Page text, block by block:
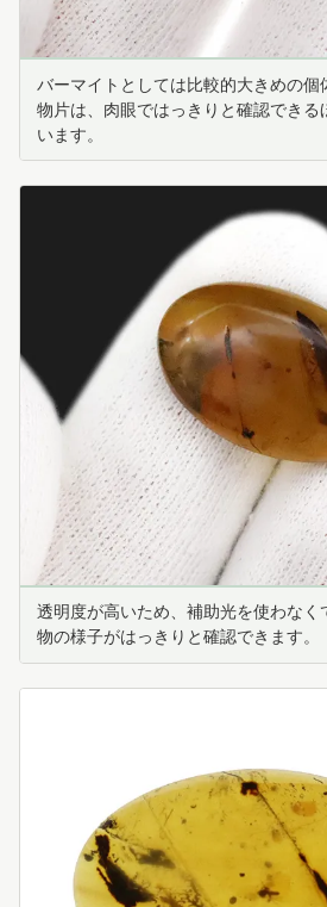
バーマイトとしては比較的大きめの個
物片は、肉眼ではっきりと確認できる
います。
透明度が高いため、補助光を使わなく
物の様子がはっきりと確認できます。